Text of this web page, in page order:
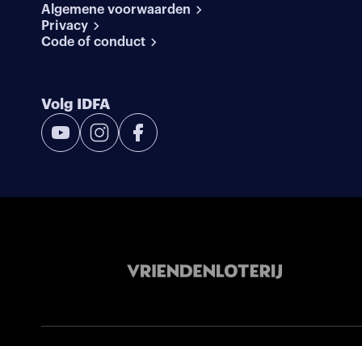
Algemene voorwaarden
Privacy
Code of conduct
Volg IDFA